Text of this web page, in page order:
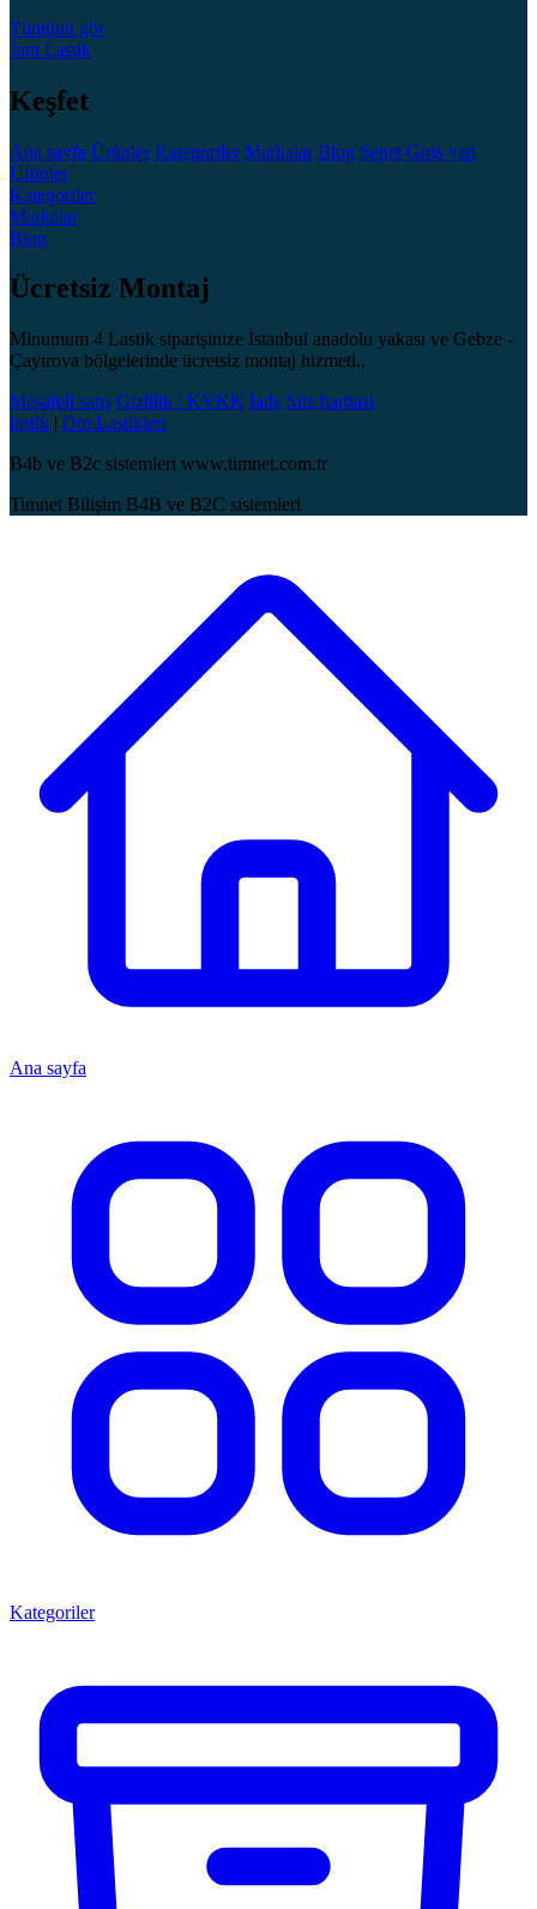
Tümünü gör
Jant Lastik
Keşfet
Ana sayfa Ürünler Kategoriler Markalar Blog Sepet Giriş yap
Ürünler
Kategoriler
Markalar
Blog
Ücretsiz Montaj
Minumum 4 Lastik siparişinize İstanbul anadolu yakası ve Gebze -
Çayırova bölgelerinde ücretsiz montaj hizmeti..
Mesafeli satış Gizlilik / KVKK İade Site haritası
lastik | Oto Lastikleri
B4b ve B2c sistemleri www.timnet.com.tr
Timnet Bilişim B4B ve B2C sistemleri
Ana sayfa
Kategoriler